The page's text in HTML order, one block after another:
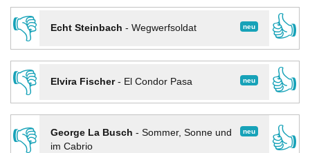
👎
neu
Echt Steinbach - Wegwerfsoldat
👍
👎
neu
Elvira Fischer- El Condor Pasa
👍
👎
neu
George La Busch - Sommer, Sonne und
im Cabrio
👍